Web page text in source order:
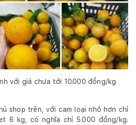
với giá chưa tới 10.000 đồng/kg
shop trên, với cam loại nhỏ hơn chỉ
6 kg, có nghĩa chỉ 5.000 đồng/kg.